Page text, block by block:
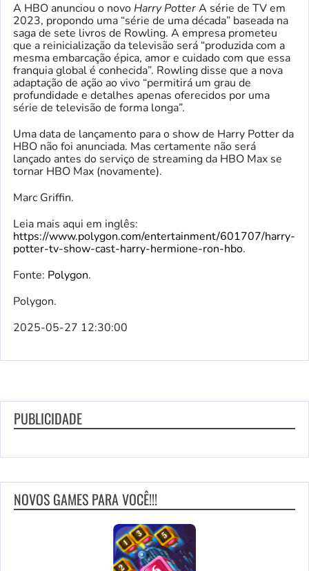
A HBO anunciou o novo Harry PotterA série de TV em
2023, propondo uma “série de uma década” baseada na
saga de sete livros de Rowling. A empresa prometeu
que a reinicialização da televisão será “produzida com a
mesma embarcação épica, amor e cuidado com que essa
franquia global é conhecida”. Rowling disse que a nova
adaptação de ação ao vivo “permitirá um grau de
profundidade e detalhes apenas oferecidos por uma
série de televisão de forma longa”.
Uma data de lançamento para o show de Harry Potter da
HBO não foi anunciada. Mas certamente não será
lançado antes do serviço de streaming da HBO Max se
tornar HBO Max (novamente).
Marc Griffin.
Leia mais aqui em inglês:
https://www.polygon.com/entertainment/601707/harry-
potter-tv-show-cast-harry-hermione-ron-hbo.
Fonte: Polygon.
Polygon.
2025-05-27 12:30:00
PUBLICIDADE
NOVOS GAMES PARA VOCÊ!!!